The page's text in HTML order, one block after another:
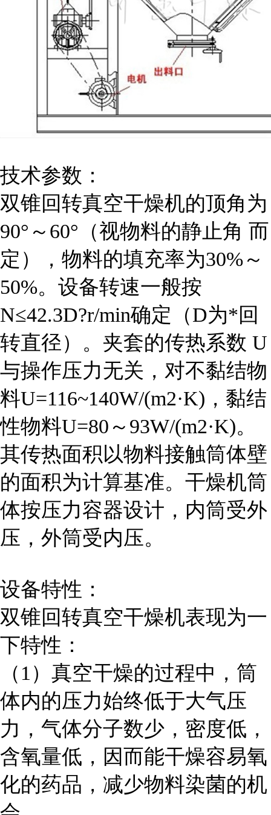
技术参数：
双锥回转真空干燥机的顶角为
90°～60°（视物料的静止角 而
定），物料的填充率为30%～
50%。设备转速一般按
N≤42.3D?r/min确定（D为*回
转直径）。夹套的传热系数 U
与操作压力无关，对不黏结物
料U=116~140W/(m2·K)，黏结
性物料U=80～93W/(m2·K)。
其传热面积以物料接触筒体壁
的面积为计算基准。干燥机筒
体按压力容器设计，内筒受外
压，外筒受内压。
设备特性：
双锥回转真空干燥机表现为一
下特性：
（1）真空干燥的过程中，筒
体内的压力始终低于大气压
力，气体分子数少，密度低，
含氧量低，因而能干燥容易氧
化的药品，减少物料染菌的机